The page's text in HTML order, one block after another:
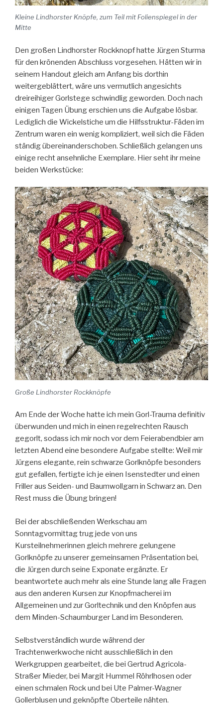
Kleine Lindhorster Knöpfe, zum Teil mit Folienspiegel in der
Mitte
Den großen Lindhorster Rockknopf hatte Jürgen Sturma
für den krönenden Abschluss vorgesehen. Hätten wir in
seinem Handout gleich am Anfang bis dorthin
weitergeblättert, wäre uns vermutlich angesichts
dreireihiger Gorlstege schwindlig geworden. Doch nach
einigen Tagen Übung erschien uns die Aufgabe lösbar.
Lediglich die Wickelstiche um die Hilfsstruktur-Fäden im
Zentrum waren ein wenig kompliziert, weil sich die Fäden
ständig übereinanderschoben. Schließlich gelangen uns
einige recht ansehnliche Exemplare. Hier seht ihr meine
beiden Werkstücke:
Große Lindhorster Rockknöpfe
Am Ende der Woche hatte ich mein Gorl-Trauma definitiv
überwunden und mich in einen regelrechten Rausch
gegorlt, sodass ich mir noch vor dem Feierabendbier am
letzten Abend eine besondere Aufgabe stellte: Weil mir
Jürgens elegante, rein schwarze Gorlknöpfe besonders
gut gefallen, fertigte ich je einen Isenstedter und einen
Friller aus Seiden- und Baumwollgarn in Schwarz an. Den
Rest muss die Übung bringen!
Bei der abschließenden Werkschau am
Sonntagvormittag trug jede von uns
Kursteilnehmerinnen gleich mehrere gelungene
Gorlknöpfe zu unserer gemeinsamen Präsentation bei,
die Jürgen durch seine Exponate ergänzte. Er
beantwortete auch mehr als eine Stunde lang alle Fragen
aus den anderen Kursen zur Knopfmacherei im
Allgemeinen und zur Gorltechnik und den Knöpfen aus
dem Minden-Schaumburger Land im Besonderen.
Selbstverständlich wurde während der
Trachtenwerkwoche nicht ausschließlich in den
Werkgruppen gearbeitet, die bei Gertrud Agricola-
Straßer Mieder, bei Margit Hummel Röhrlhosen oder
einen schmalen Rock und bei Ute Palmer-Wagner
Gollerblusen und geknöpfte Oberteile nähten.